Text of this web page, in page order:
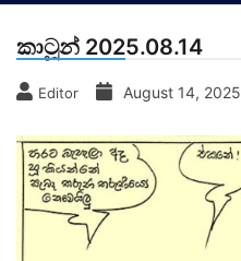
කාටූන් 2025.08.14
Editor August 14, 2025